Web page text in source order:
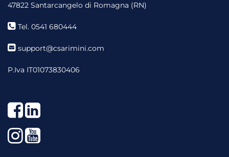
47822 Santarcangelo di Romagna (RN)
Tel. 0541 680444
support@csarimini.com
P.Iva IT01073830406
Facebook
LinkedIn
Instagram
YouTube